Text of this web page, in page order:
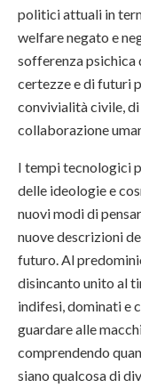
politici attuali in
welfare negato e
sofferenza psichica
certezze e di futuri
convivialità civile,
collaborazione
I tempi tecnologici
delle ideologie e
nuovi modi di
nuove descrizioni
futuro. Al
disincanto unito al
indifesi, dominati e
guardare alle
comprendendo
siano qualcosa di